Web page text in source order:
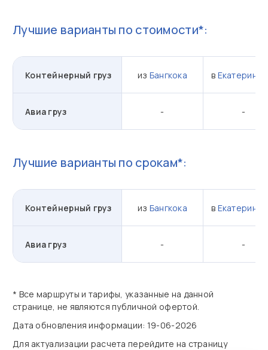
Лучшие варианты по стоимости*:
Контейнерный груз из Бангкока в
Авиа груз - -
Лучшие варианты по срокам*:
Контейнерный груз из Бангкока в
Авиа груз - -
* Все маршруты и тарифы, указанные на данной
странице, не являются публичной офертой.
Дата обновления информации: 19-06-2026
Для актуализации расчета перейдите на страницу